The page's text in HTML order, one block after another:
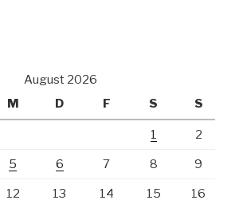
August 2026
M D F S S
1 2
5 6 7 8 9
12 13 14 15 16